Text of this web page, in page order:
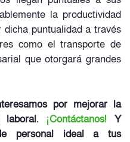
la productividad
dicha puntualidad a través
como el transporte de
que otorgará grandes
por mejorar la
¡Contáctanos!Y
personal ideal a tus